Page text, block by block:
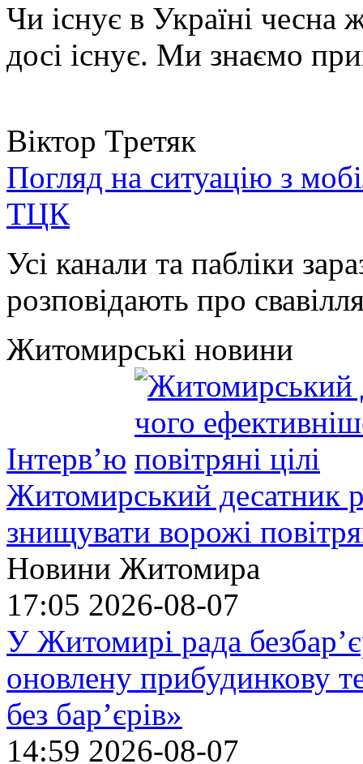
Чи існує в Україні чесна
досі існує. Ми знаємо
Віктор Третяк
Погляд на ситуацію з
ТЦК
Усі канали та пабліки
розповідають про
Житомирські новини
Інтерв’ю
Житомирський десатник
знищувати ворожі
Новини Житомира
17:05 2026-08-07
У Житомирі рада
оновлену прибудинкову
без бар’єрів»
14:59 2026-08-07